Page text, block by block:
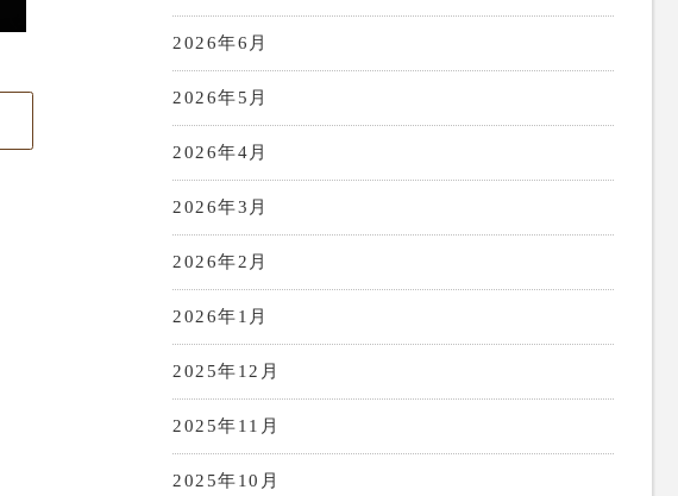
2026年6月
2026年5月
2026年4月
2026年3月
2026年2月
2026年1月
2025年12月
2025年11月
2025年10月